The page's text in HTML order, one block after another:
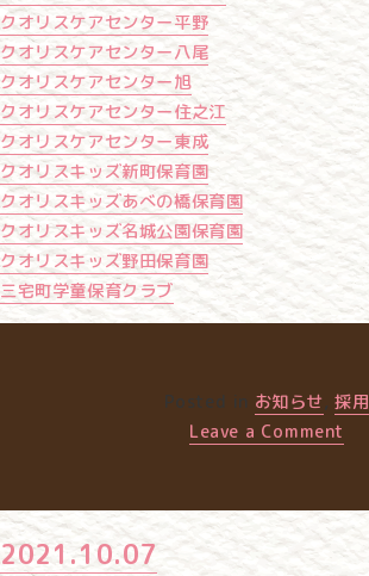
クオリスケアセンター平野
クオリスケアセンター八尾
クオリスケアセンター旭
クオリスケアセンター住之江
クオリスケアセンター東成
クオリスキッズ新町保育園
クオリスキッズあべの橋保育園
クオリスキッズ名城公園保育園
クオリスキッズ野田保育園
三宅町学童保育クラブ
Posted in お知らせ ,採用
Leave a Comment
2021.10.07